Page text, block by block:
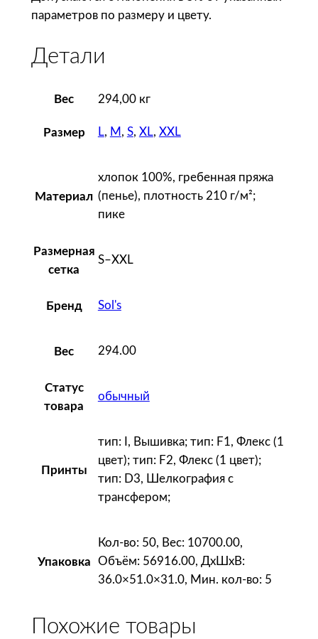
ж
к
g
0
параметров по размеру и цвету.
Детали
Вес 294,00 кг
Размер L, M , S, XL, XXL
Материал
хлопок 100%, гребенная пряжа
(пенье), плотность 210 г/м²;
пике
Размерная
сетка
S–XXL
Бренд Sol's
Вес 294.00
Статус
товара
обычный
Принты
тип: I, Вышивка; тип: F1, Флекс (1
цвет); тип: F2, Флекс (1 цвет);
тип: D3, Шелкография с
трансфером;
Упаковка
Кол-во: 50, Вес: 10700.00,
Объём: 56916.00, ДxШxВ:
36.0×51.0×31.0, Мин. кол-во: 5
Похожие товары